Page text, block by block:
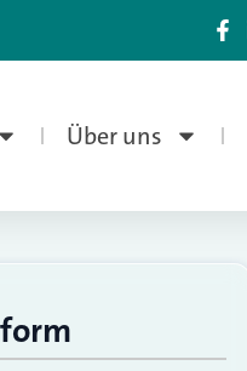
Über uns